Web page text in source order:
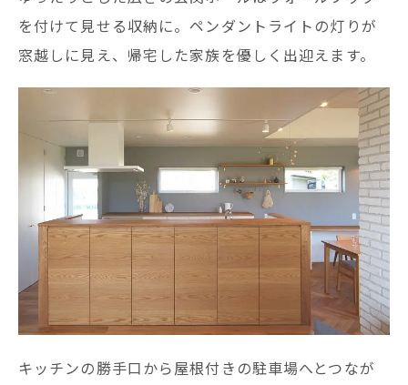
を付けて見せる収納に。ペンダントライトの灯りが
窓越しに見え、帰宅した家族を優しく出迎えます。
キッチンの勝手口から屋根付きの駐車場へとつなが